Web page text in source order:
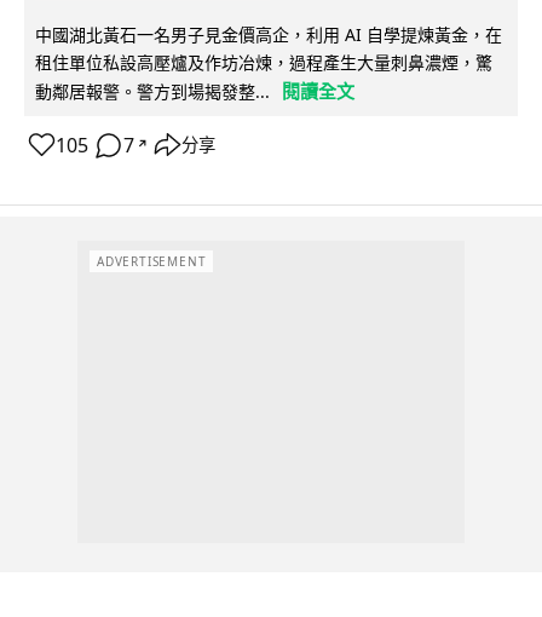
中國湖北黃石一名男子見金價高企，利用 AI 自學提煉黃金，在
租住單位私設高壓爐及作坊冶煉，過程產生大量刺鼻濃煙，驚
動鄰居報警。警方到場揭發整...
閱讀全文
105 7 ↗ 分享
ADVERTISEMENT